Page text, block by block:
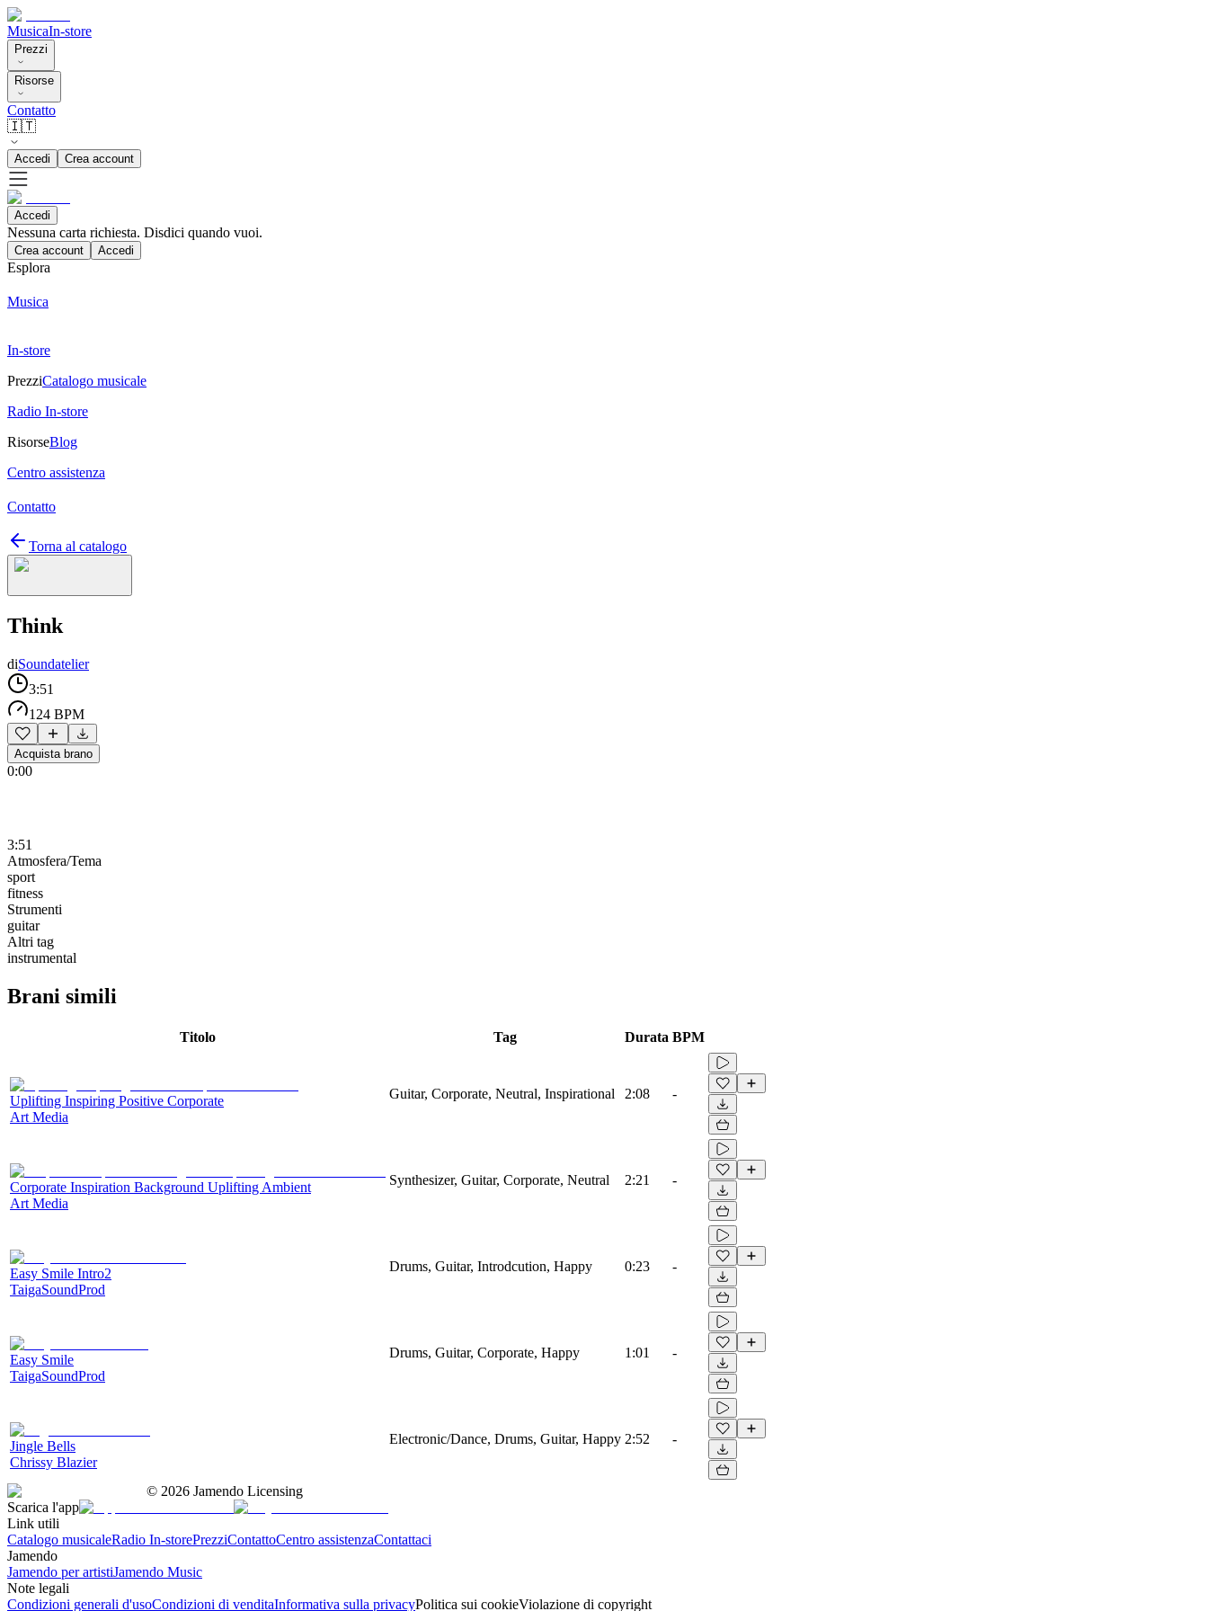
MusicaIn-store
Prezzi
Risorse
Contatto
🇮🇹
Accedi Crea account
Accedi
Nessuna carta richiesta. Disdici quando vuoi.
Crea account Accedi
Esplora
Musica
In-store
PrezziCatalogo musicale
Radio In-store
RisorseBlog
Centro assistenza
Contatto
Torna al catalogo
Think
diSoundatelier
3:51
124 BPM
Acquista brano
0:00
3:51
Atmosfera/Tema
sport
fitness
Strumenti
guitar
Altri tag
instrumental
Brani simili
Titolo Tag Durata BPM
Uplifting Inspiring Positive Corporate
Art Media
Guitar, Corporate, Neutral, Inspirational 2:08 -
Corporate Inspiration Background Uplifting Ambient
Art Media
Synthesizer, Guitar, Corporate, Neutral 2:21 -
Easy Smile Intro2
TaigaSoundProd
Drums, Guitar, Introdcution, Happy 0:23 -
Easy Smile
TaigaSoundProd
Drums, Guitar, Corporate, Happy 1:01 -
Jingle Bells
Chrissy Blazier
Electronic/Dance, Drums, Guitar, Happy 2:52 -
© 2026 Jamendo Licensing
Scarica l'app
Link utili
Catalogo musicaleRadio In-storePrezziContattoCentro assistenzaContattaci
Jamendo
Jamendo per artistiJamendo Music
Note legali
Condizioni generali d'usoCondizioni di venditaInformativa sulla privacyPolitica sui cookieViolazione di copyright